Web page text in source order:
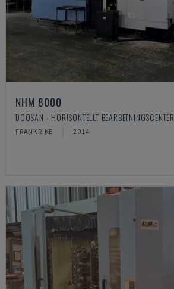
NHM 8000
DOOSAN - HORISONTELLT BEARBETNINGSCENTER
FRANKRIKE 2014